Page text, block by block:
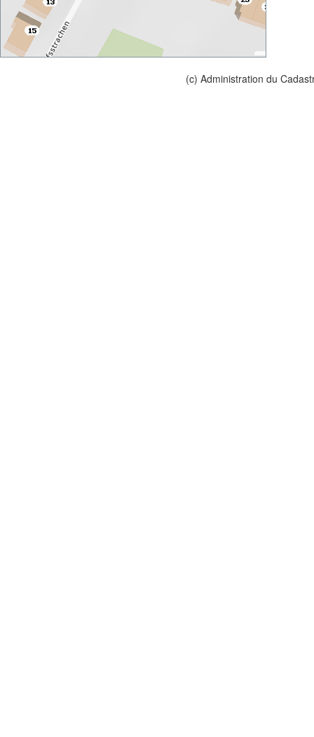
(c) Administration du